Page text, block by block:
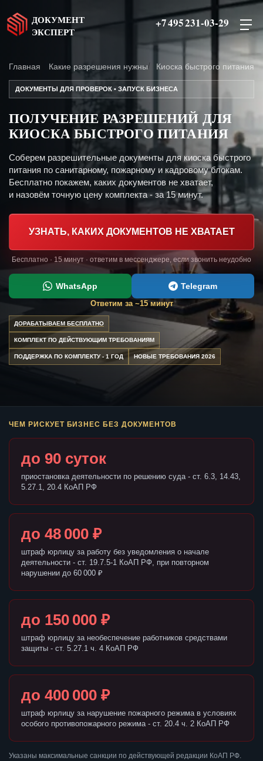
ДОКУМЕНТ
ЭКСПЕРТ
+7 495 231-03-29
Главная Какие разрешения нужны Киоска быстрого питания
ДОКУМЕНТЫ ДЛЯ ПРОВЕРОК • ЗАПУСК БИЗНЕСА
ПОЛУЧЕНИЕ РАЗРЕШЕНИЙ ДЛЯ
КИОСКА БЫСТРОГО ПИТАНИЯ
Соберем разрешительные документы для киоска быстрого
питания по санитарному, пожарному и кадровому блокам.
Бесплатно покажем, каких документов не хватает,
и назовём точную цену комплекта - за 15 минут.
УЗНАТЬ, КАКИХ ДОКУМЕНТОВ НЕ ХВАТАЕТ
Бесплатно · 15 минут · ответим в мессенджере, если звонить неудобно
WhatsApp Telegram
Ответим за ~15 минут
ДОРАБАТЫВАЕМ БЕСПЛАТНО
КОМПЛЕКТ ПО ДЕЙСТВУЮЩИМ ТРЕБОВАНИЯМ
ПОДДЕРЖКА ПО КОМПЛЕКТУ - 1 ГОД НОВЫЕ ТРЕБОВАНИЯ 2026
ЧЕМ РИСКУЕТ БИЗНЕС БЕЗ ДОКУМЕНТОВ
до 90 суток
приостановка деятельности по решению суда - ст. 6.3, 14.43,
5.27.1, 20.4 КоАП РФ
до 48 000 ₽
штраф юрлицу за работу без уведомления о начале
деятельности - ст. 19.7.5-1 КоАП РФ, при повторном
нарушении до 60 000 ₽
до 150 000 ₽
штраф юрлицу за необеспечение работников средствами
защиты - ст. 5.27.1 ч. 4 КоАП РФ
до 400 000 ₽
штраф юрлицу за нарушение пожарного режима в условиях
особого противопожарного режима - ст. 20.4 ч. 2 КоАП РФ
Указаны максимальные санкции по действующей редакции КоАП РФ.